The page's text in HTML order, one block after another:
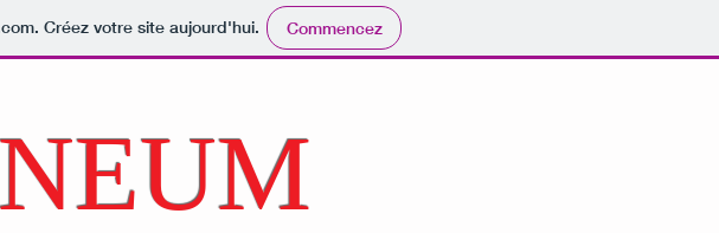
. Créez votre site aujourd'hui. Commencez